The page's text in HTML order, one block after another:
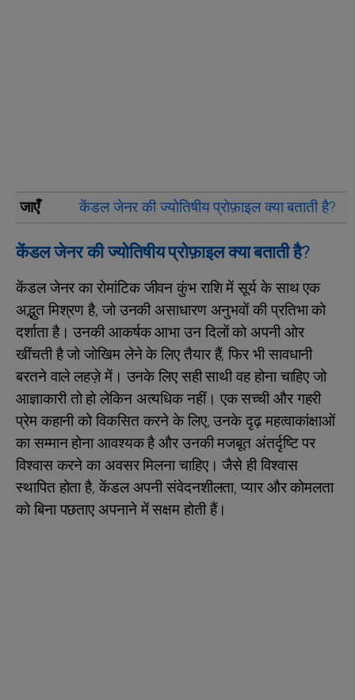
जाएँ केंडल जेनर की ज्योतिषीय प्रोफ़ाइल क्या बताती है?
केंडल जेनर की ज्योतिषीय प्रोफ़ाइल क्या बताती है?
केंडल जेनर का रोमांटिक जीवन कुंभ राशि में सूर्य के साथ एक
अद्भुत मिश्रण है, जो उनकी असाधारण अनुभवों की प्रतिभा को
दर्शाता है। उनकी आकर्षक आभा उन दिलों को अपनी ओर
खींचती है जो जोखिम लेने के लिए तैयार हैं, फिर भी सावधानी
बरतने वाले लहज़े में। उनके लिए सही साथी वह होना चाहिए जो
आज्ञाकारी तो हो लेकिन अत्यधिक नहीं। एक सच्ची और गहरी
प्रेम कहानी को विकसित करने के लिए, उनके दृढ़ महत्वाकांक्षाओं
का सम्मान होना आवश्यक है और उनकी मजबूत अंतर्दृष्टि पर
विश्वास करने का अवसर मिलना चाहिए। जैसे ही विश्वास
स्थापित होता है, केंडल अपनी संवेदनशीलता, प्यार और कोमलता
को बिना पछताए अपनाने में सक्षम होती हैं।